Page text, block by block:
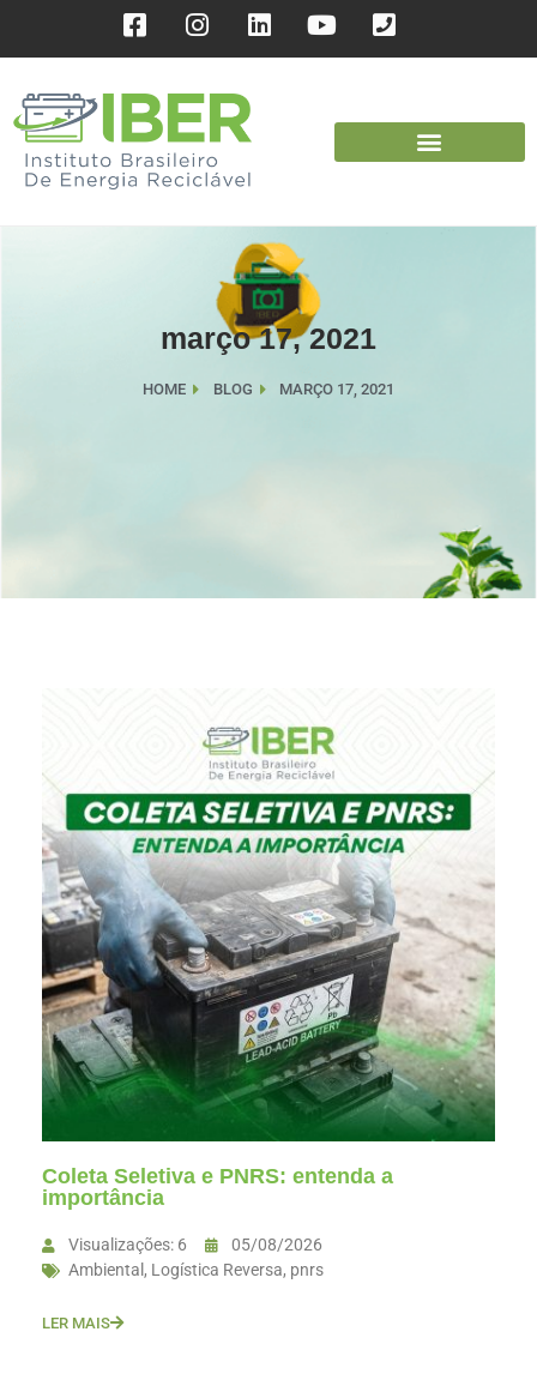
março 17, 2021
HOME BLOG MARÇO 17, 2021
Coleta Seletiva e PNRS: entenda a
importância
Visualizações: 6
05/08/2026
Ambiental , Logística Reversa, pnrs
LER MAIS